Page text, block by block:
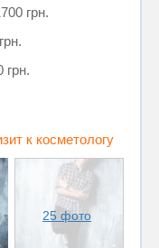
грн.
грн.
к косметологу
25 фото